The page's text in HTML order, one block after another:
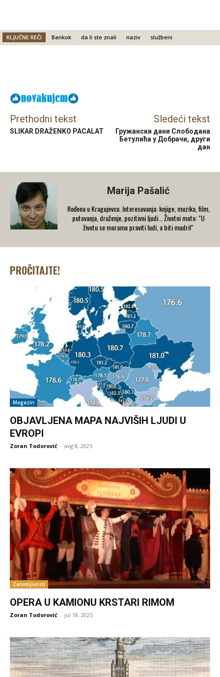
KLJUČNE REČI Bankok da li ste znali naziv službeni
Prethodni tekst
SLIKAR DRAŽENKO PACALAT
Sledeći tekst
Гружански дани Слободана
Бетулића у Добрачи, други
дан
Marija Pašalić
​Rođena u Kragujevcu. Interesovanja: knjige, muzika, film,
putovanja, druženje, pozitivni ljudi... Životni moto: "U
životu se moramo praviti ludi, a biti mudri!"
PROČITAJTE!
Magazin
OBJAVLJENA MAPA NAJVIŠIH LJUDI U
EVROPI
Zoran Todorović - avg 8, 2025
Zanimljivosti
OPERA U KAMIONU KRSTARI RIMOM
Zoran Todorović - jul 18, 2025